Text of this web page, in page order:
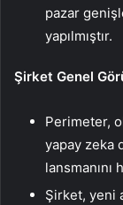
pazar
yapılmıştır.
Şirket Genel
Perimeter,
yapay zeka
lansmanını
Şirket, yeni